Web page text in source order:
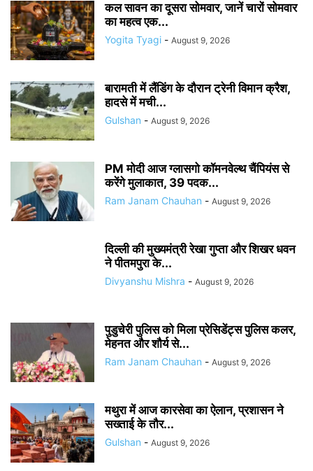
कल सावन का दूसरा सोमवार, जानें चारों सोमवार
का महत्व एक...
Yogita Tyagi - August 9, 2026
बारामती में लैंडिंग के दौरान ट्रेनी विमान क्रैश,
हादसे में मची...
Gulshan - August 9, 2026
PM मोदी आज ग्लासगो कॉमनवेल्थ चैंपियंस से
करेंगे मुलाकात, 39 पदक...
Ram Janam Chauhan - August 9, 2026
दिल्ली की मुख्यमंत्री रेखा गुप्ता और शिखर धवन
ने पीतमपुरा के...
Divyanshu Mishra - August 9, 2026
पुडुचेरी पुलिस को मिला प्रेसिडेंट्स पुलिस कलर,
मेहनत और शौर्य से...
Ram Janam Chauhan - August 9, 2026
मथुरा में आज कारसेवा का ऐलान, प्रशासन ने
सख्ताई के तौर...
Gulshan - August 9, 2026